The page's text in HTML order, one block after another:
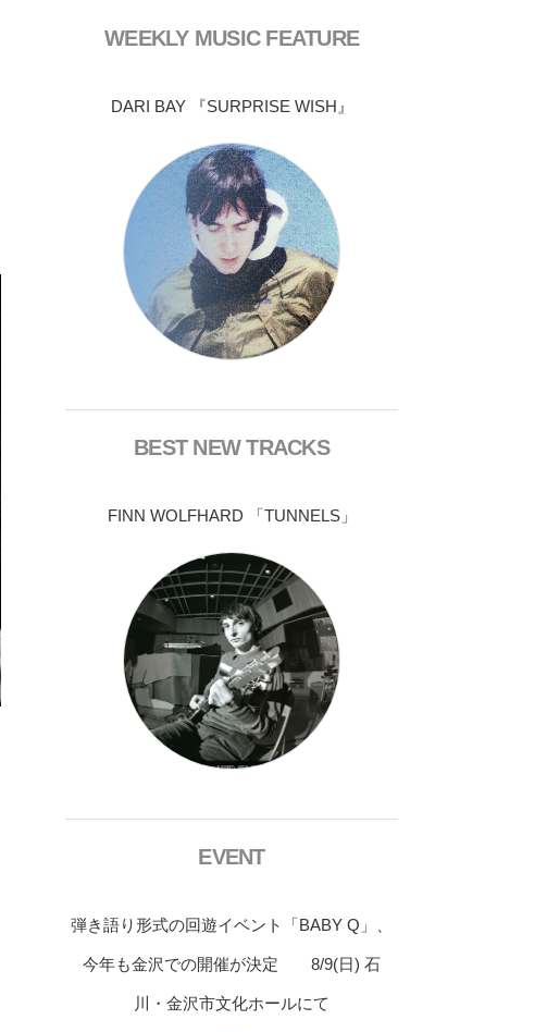
WEEKLY MUSIC FEATURE
DARI BAY 『SURPRISE WISH』
BEST NEW TRACKS
FINN WOLFHARD 「TUNNELS」
EVENT
弾き語り形式の回遊イベント「BABY Q」、
今年も金沢での開催が決定 8/9(日) 石
川・金沢市文化ホールにて